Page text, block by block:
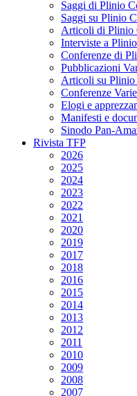
Saggi di Plinio
Saggi su Plinio
Articoli di Plinio
Interviste a
Conferenze di
Pubblicazioni
Articoli su Plinio
Conferenze Varie
Elogi e
Manifesti e
Sinodo Pan-
Rivista TFP
2026
2025
2024
2023
2022
2021
2020
2019
2017
2018
2016
2015
2014
2013
2012
2011
2010
2009
2008
2007